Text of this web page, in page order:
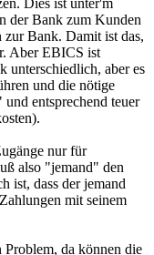
Dies ist unter'm
der Bank zum Kunden
Bank. Damit ist das,
Aber EBICS ist
unterschiedlich, aber es
und die nötige
entsprechend teuer
nur für
also "jemand" den
ist, dass der jemand
mit seinem
da können die